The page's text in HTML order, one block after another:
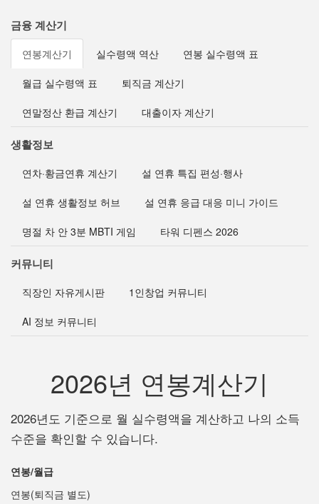
금융 계산기
연봉계산기 실수령액 역산 연봉 실수령액 표
월급 실수령액 표 퇴직금 계산기
연말정산 환급 계산기 대출이자 계산기
생활정보
연차·황금연휴 계산기 설 연휴 특집 편성·행사
설 연휴 생활정보 허브 설 연휴 응급 대응 미니 가이드
명절 차 안 3분 MBTI 게임 타워 디펜스 2026
커뮤니티
직장인 자유게시판 1인창업 커뮤니티
AI 정보 커뮤니티
2026년 연봉계산기
2026년도 기준으로 월 실수령액을 계산하고 나의 소득
수준을 확인할 수 있습니다.
연봉/월급
연봉(퇴직금 별도)